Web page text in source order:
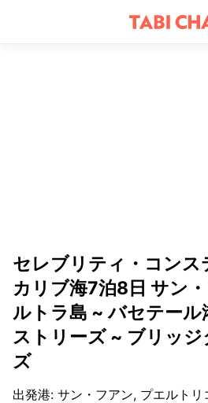
セレブリティ・コンス
カリブ海7泊8日 サン
ルトラ島 ~ バセテール
ストリーズ ~ ブリッ
ズ
出発港: サン・フアン, プエルトリ